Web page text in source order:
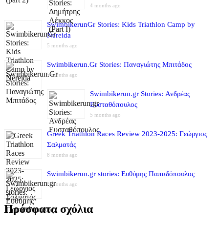
4 months ago
SwimbikerunGr Stories: Kids Triathlon Camp by
Nereida
5 months ago
Swimbikerun.Gr Stories: Παναγιώτης Μπιτάδος
5 months ago
Swimbikerun.gr Stories: Ανδρέας
Ευσταθόπουλος
5 months ago
Greek Triathlon Races Review 2023-2025: Γεώργιος
Σαλματάς
8 months ago
Swimbikerun.gr stories: Ευθύμης Παπαδόπουλος
8 months ago
Πρόσφατα σχόλια